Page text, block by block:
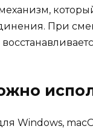
При
Windows,